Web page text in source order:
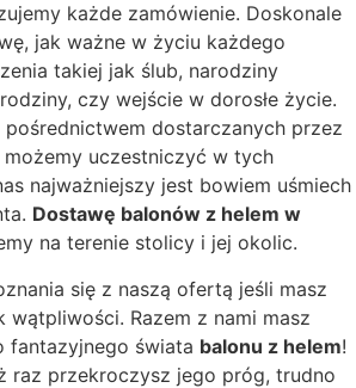
każde zamówienie. Doskonale
jak ważne w życiu każdego
takiej jak ślub, narodziny
czy wejście w dorosłe życie.
pośrednictwem dostarczanych przez
możemy uczestniczyć w tych
najważniejszy jest bowiem uśmiech
Dostawę balonów z helem w
na terenie stolicy i jej okolic.
się z naszą ofertą jeśli masz
wątpliwości. Razem z nami masz
fantazyjnego świata balonu z helem!
raz przekroczysz jego próg, trudno